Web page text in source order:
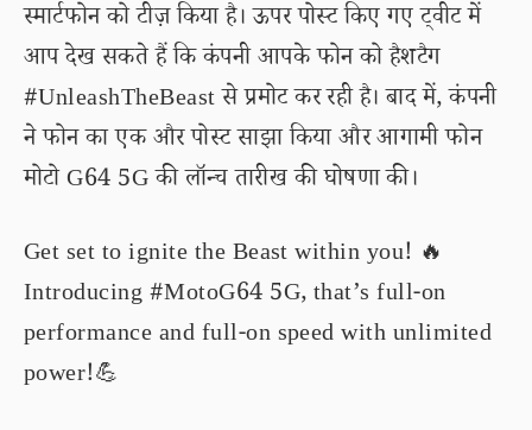
स्मार्टफोन को टीज़ किया है। ऊपर पोस्ट किए गए ट्वीट में
आप देख सकते हैं कि कंपनी आपके फोन को हैशटैग
#UnleashTheBeast से प्रमोट कर रही है। बाद में, कंपनी
ने फोन का एक और पोस्ट साझा किया और आगामी फोन
मोटो G64 5G की लॉन्च तारीख की घोषणा की।
Get set to ignite the Beast within you! 🔥
Introducing#MotoG64 5G, that’s full-on
performance and full-on speed with unlimited
power!💪